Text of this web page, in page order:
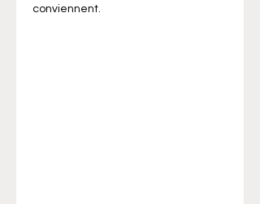
conviennent.